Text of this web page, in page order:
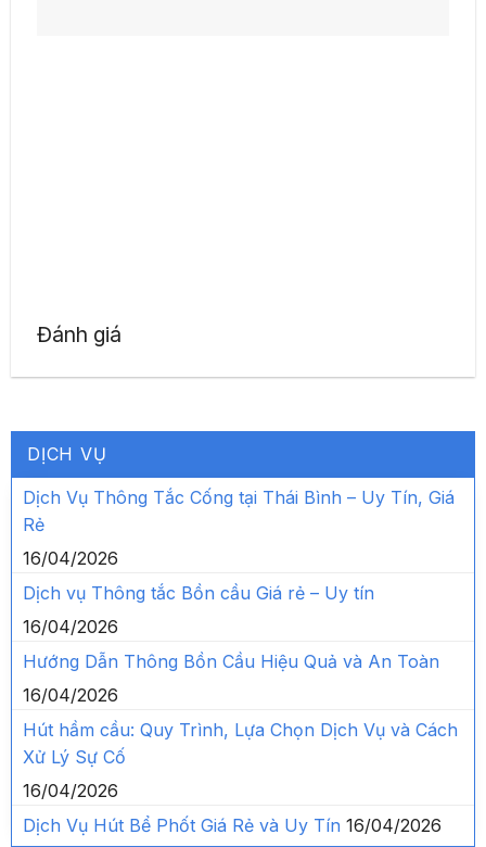
Đánh giá
DỊCH VỤ
Dịch Vụ Thông Tắc Cống tại Thái Bình – Uy Tín, Giá
Rẻ
16/04/2026
Dịch vụ Thông tắc Bồn cầu Giá rẻ – Uy tín
16/04/2026
Hướng Dẫn Thông Bồn Cầu Hiệu Quả và An Toàn
16/04/2026
Hút hầm cầu: Quy Trình, Lựa Chọn Dịch Vụ và Cách
Xử Lý Sự Cố
16/04/2026
Dịch Vụ Hút Bể Phốt Giá Rẻ và Uy Tín 16/04/2026